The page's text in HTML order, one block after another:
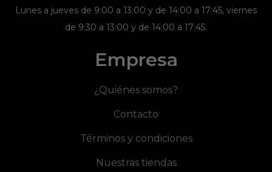
Lunes a jueves de 9:00 a 13:00 y de 14:00 a 17:45, viernes
de 9:30 a 13:00 y de 14:00 a 17:45.
Empresa
¿Quiénes somos?
Contacto
Términos y condiciones
Nuestras tiendas